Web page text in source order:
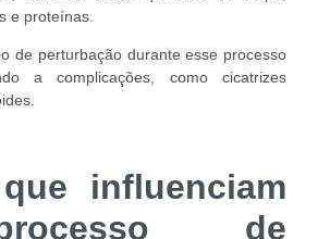
e proteínas.
de perturbação durante esse processo
a complicações, como cicatrizes
influenciam
de